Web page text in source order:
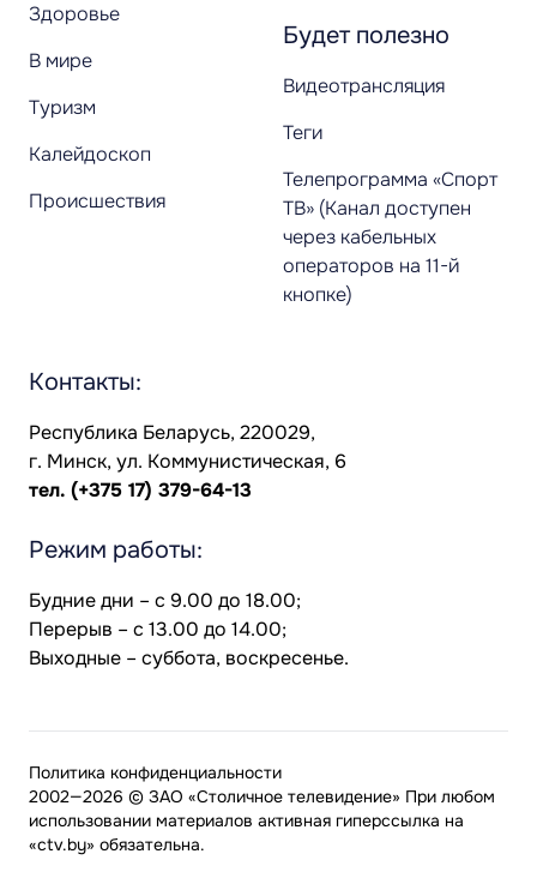
Здоровье
В мире
Туризм
Калейдоскоп
Происшествия
Будет полезно
Видеотрансляция
Теги
Телепрограмма «Спорт
ТВ» (Канал доступен
через кабельных
операторов на 11-й
кнопке)
Контакты:
Республика Беларусь, 220029,
г. Минск, ул. Коммунистическая, 6
тел. (+375 17) 379-64-13
Режим работы:
Будние дни – с 9.00 до 18.00;
Перерыв – с 13.00 до 14.00;
Выходные – суббота, воскресенье.
2002—2026 © ЗАО «Столичное телевидение» При любом
использовании материалов активная гиперссылка на
«ctv.by» обязательна.
Политика конфиденциальности